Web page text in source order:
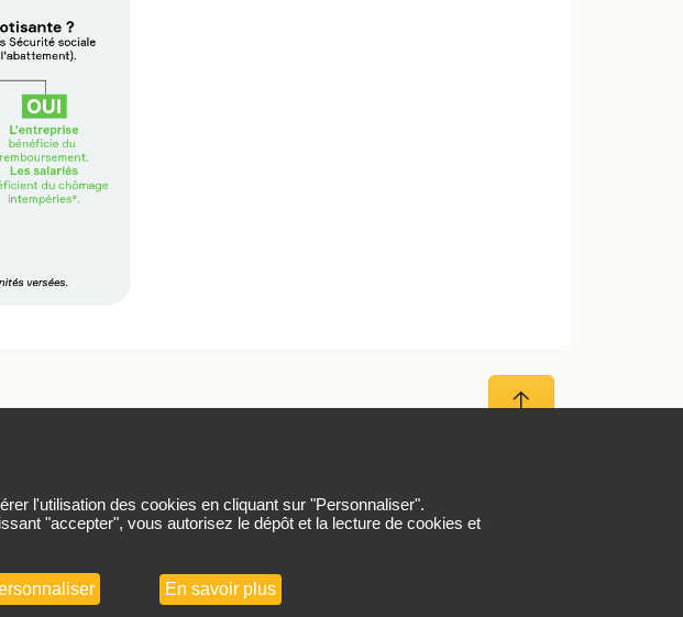
l'utilisation des cookies en cliquant sur "Personnaliser".
"accepter", vous autorisez le dépôt et la lecture de cookies et
En savoir plus
Nous suivre sur LinkedIn Nous rejoindre
réservés.